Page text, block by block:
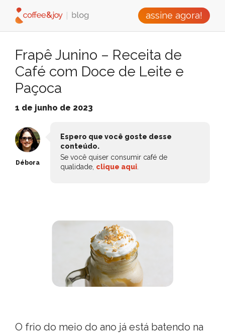
assine agora!
Frapê Junino – Receita de
Café com Doce de Leite e
Paçoca
1 de junho de 2023
Débora
Espero que você goste desse
conteúdo.
Se você quiser consumir café de
qualidade, clique aqui
O frio do meio do ano já está batendo na